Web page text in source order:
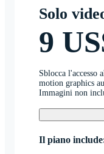
Solo
9
Sblocca l'accesso
motion graphics
Immagini non
Il piano